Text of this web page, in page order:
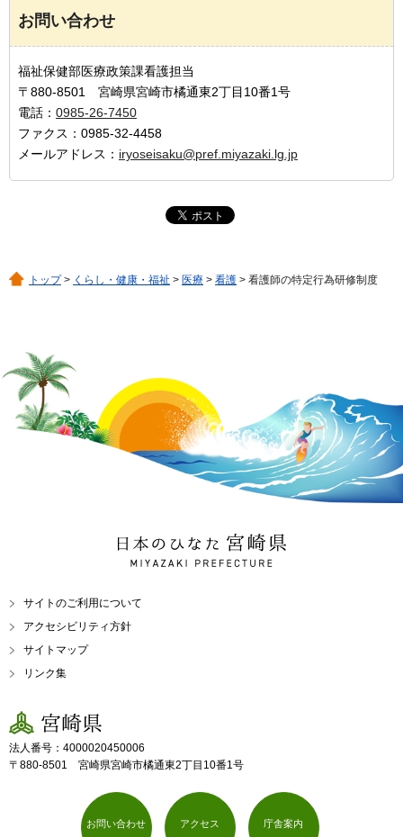
お問い合わせ
福祉保健部医療政策課看護担当
〒880-8501 宮崎県宮崎市橘通東2丁目10番1号
電話： 0985-26-7450
ファクス：0985-32-4458
メールアドレス： iryoseisaku@pref.miyazaki.lg.jp
トップ> くらし・健康・福祉 > 医療 > 看護 > 看護師の特定行為研修制度
日本のひなた 宮崎県
MIYAZAKI PREFECTURE
サイトのご利用について
アクセシビリティ方針
サイトマップ
リンク集
宮崎県
法人番号：4000020450006
〒880-8501 宮崎県宮崎市橘通東2丁目10番1号
お問い合わせ アクセス 庁舎案内